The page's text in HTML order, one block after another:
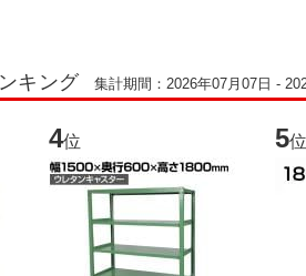
キング 集計期間：2026年07月07日 -
4位 5位